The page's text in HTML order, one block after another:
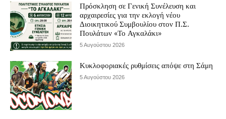
Πρόσκληση σε Γενική Συνέλευση και
αρχαιρεσίες για την εκλογή νέου
Διοικητικού Συμβουλίου στον Π.Σ.
Πουλάτων «Το Αγκαλάκι»
5 Αυγούστου 2026
Κυκλοφοριακές ρυθμίσεις απόψε στη Σάμη
5 Αυγούστου 2026